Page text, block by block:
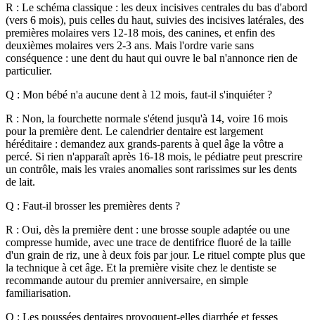
R : Le schéma classique : les deux incisives centrales du bas d'abord
(vers 6 mois), puis celles du haut, suivies des incisives latérales, des
premières molaires vers 12-18 mois, des canines, et enfin des
deuxièmes molaires vers 2-3 ans. Mais l'ordre varie sans
conséquence : une dent du haut qui ouvre le bal n'annonce rien de
particulier.
Q : Mon bébé n'a aucune dent à 12 mois, faut-il s'inquiéter ?
R : Non, la fourchette normale s'étend jusqu'à 14, voire 16 mois
pour la première dent. Le calendrier dentaire est largement
héréditaire : demandez aux grands-parents à quel âge la vôtre a
percé. Si rien n'apparaît après 16-18 mois, le pédiatre peut prescrire
un contrôle, mais les vraies anomalies sont rarissimes sur les dents
de lait.
Q : Faut-il brosser les premières dents ?
R : Oui, dès la première dent : une brosse souple adaptée ou une
compresse humide, avec une trace de dentifrice fluoré de la taille
d'un grain de riz, une à deux fois par jour. Le rituel compte plus que
la technique à cet âge. Et la première visite chez le dentiste se
recommande autour du premier anniversaire, en simple
familiarisation.
Q : Les poussées dentaires provoquent-elles diarrhée et fesses